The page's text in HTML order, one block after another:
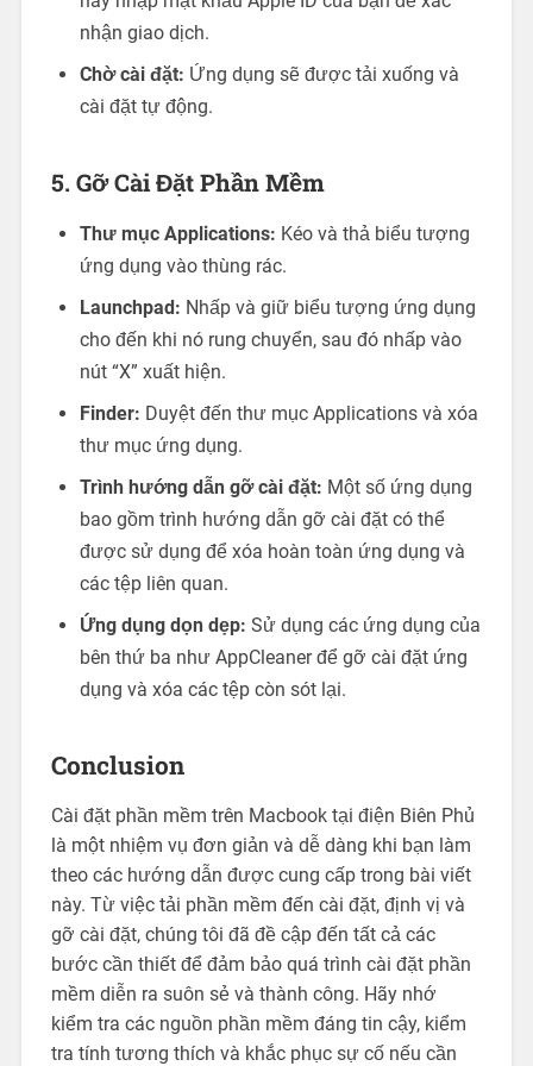
nhận giao dịch.
Chờ cài đặt: Ứng dụng sẽ được tải xuống và
cài đặt tự động.
5. Gỡ Cài Đặt Phần Mềm
Thư mục Applications: Kéo và thả biểu tượng
ứng dụng vào thùng rác.
Launchpad: Nhấp và giữ biểu tượng ứng dụng
cho đến khi nó rung chuyển, sau đó nhấp vào
nút “X” xuất hiện.
Finder: Duyệt đến thư mục Applications và xóa
thư mục ứng dụng.
Trình hướng dẫn gỡ cài đặt: Một số ứng dụng
bao gồm trình hướng dẫn gỡ cài đặt có thể
được sử dụng để xóa hoàn toàn ứng dụng và
các tệp liên quan.
Ứng dụng dọn dẹp: Sử dụng các ứng dụng của
bên thứ ba như AppCleaner để gỡ cài đặt ứng
dụng và xóa các tệp còn sót lại.
Conclusion
Cài đặt phần mềm trên Macbook tại điện Biên Phủ
là một nhiệm vụ đơn giản và dễ dàng khi bạn làm
theo các hướng dẫn được cung cấp trong bài viết
này. Từ việc tải phần mềm đến cài đặt, định vị và
gỡ cài đặt, chúng tôi đã đề cập đến tất cả các
bước cần thiết để đảm bảo quá trình cài đặt phần
mềm diễn ra suôn sẻ và thành công. Hãy nhớ
kiểm tra các nguồn phần mềm đáng tin cậy, kiểm
tra tính tương thích và khắc phục sự cố nếu cần